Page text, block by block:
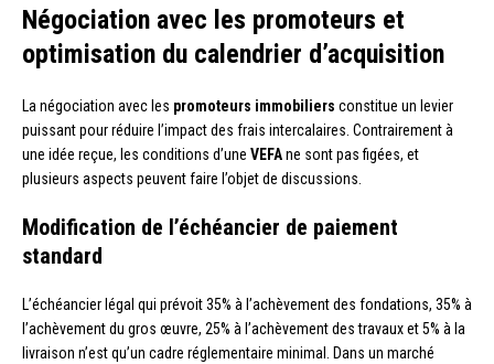
Négociation avec les promoteurs et
optimisation du calendrier d’acquisition
La négociation avec les promoteurs immobiliers constitue un levier
puissant pour réduire l’impact des frais intercalaires. Contrairement à
une idée reçue, les conditions d’une VEFAne sont pas figées, et
plusieurs aspects peuvent faire l’objet de discussions.
Modification de l’échéancier de paiement
standard
L’échéancier légal qui prévoit 35% à l’achèvement des fondations, 35% à
l’achèvement du gros œuvre, 25% à l’achèvement des travaux et 5% à la
livraison n’est qu’un cadre réglementaire minimal. Dans un marché